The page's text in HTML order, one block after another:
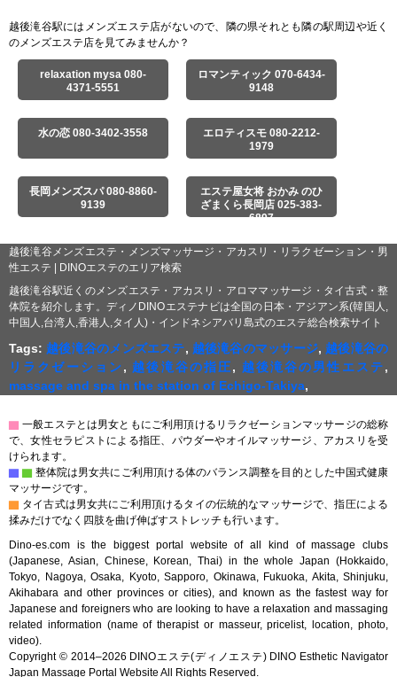
越後滝谷駅にはメンズエステ店がないので、隣の県それとも隣の駅周辺や近く
のメンズエステ店を見てみませんか？
relaxation mysa 080-
4371-5551
ロマンティック 070-6434-
9148
水の恋 080-3402-3558
エロティスモ 080-2212-
1979
長岡メンズスパ 080-8860-
9139
エステ屋女将 おかみ のひ
ざまくら長岡店 025-383-
6897
越後滝谷メンズエステ・メンズマッサージ・アカスリ・リラクゼーション・男
性エステ | DINOエステのエリア検索
越後滝谷駅近くのメンズエステ・アカスリ・アロママッサージ・タイ古式・整
体院を紹介します。ディノDINOエステナビは全国の日本・アジアン系(韓国人,
中国人,台湾人,香港人,タイ人)・インドネシアバリ島式のエステ総合検索サイト
Tags: 越後滝谷のメンズエステ, 越後滝谷のマッサージ, 越後滝谷の
リラクゼーション, 越後滝谷の指圧, 越後滝谷の男性エステ,
massage and spa in the station of Echigo-Takiya,
▇ 一般エステとは男女ともにご利用頂けるリラクゼーションマッサージの総称
で、女性セラピストによる指圧、パウダーやオイルマッサージ、アカスリを受
けられます。
▇ ▇ 整体院は男女共にご利用頂ける体のバランス調整を目的とした中国式健康
マッサージです。
▇ タイ古式は男女共にご利用頂けるタイの伝統的なマッサージで、指圧による
揉みだけでなく四肢を曲げ伸ばすストレッチも行います。
Dino-es.com is the biggest portal website of all kind of massage clubs
(Japanese, Asian, Chinese, Korean, Thai) in the whole Japan (Hokkaido,
Tokyo, Nagoya, Osaka, Kyoto, Sapporo, Okinawa, Fukuoka, Akita, Shinjuku,
Akihabara and other provinces or cities), and known as the fastest way for
Japanese and foreigners who are looking to have a relaxation and massaging
related information (name of therapist or masseur, pricelist, location, photo,
video).
Copyright © 2014–2026 DINOエステ(ディノエステ) DINO Esthetic Navigator
Japan Massage Portal Website All Rights Reserved.